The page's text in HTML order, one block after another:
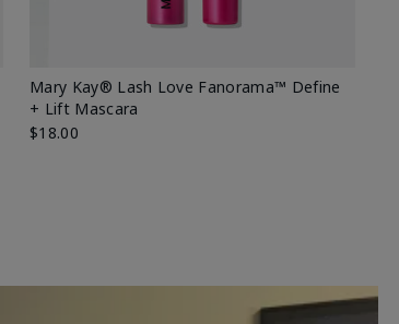
Mary Kay® Lash Love Fanorama™ Define
+ Lift Mascara
$18.00